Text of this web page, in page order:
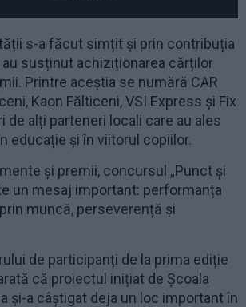
s-a făcut simțit și prin contribuția
susținut achiziționarea cărților
Printre aceștia se numără CAR
Kaon Fălticeni, VSI Express și Fix
de alți parteneri locali care au ales
educație și în viitorul copiilor.
și premii, concursul „Punct și
un mesaj important: performanța
muncă, perseverență și
de participanți de la prima ediție
că proiectul inițiat de Școala
și-a câștigat deja un loc important în